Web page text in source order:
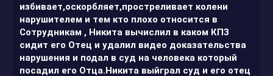
избивает,оскорбляет,простреливает колени
нарушителем и тем кто плохо относится в
Сотрудникам , Никита вычислил в каком КПЗ
сидит его Отец и удалил видео доказательства
нарушения и подал в суд на человека который
посадил его Отца.Никита выйграл суд и его отец